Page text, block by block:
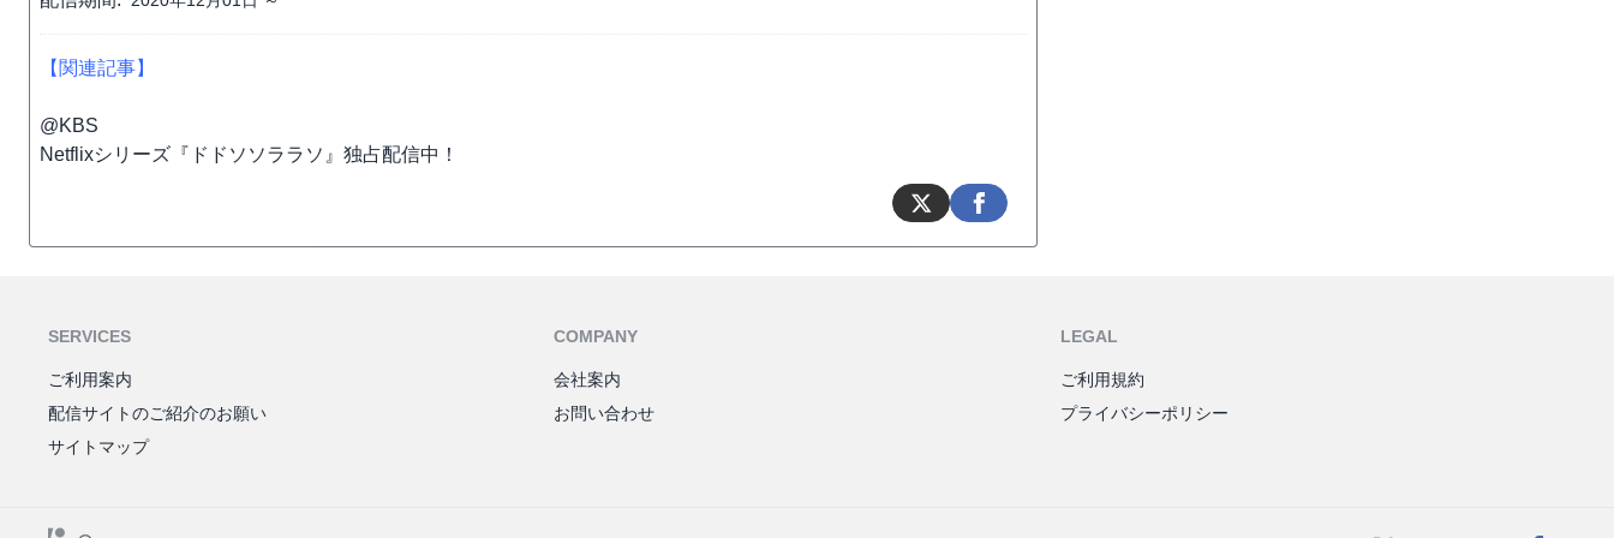
【関連記事】
@KBS
Netflixシリーズ『ドドソソララソ』独占配信中！
SERVICES
ご利用案内
配信サイトのご紹介のお願い
サイトマップ
COMPANY
会社案内
お問い合わせ
LEGAL
ご利用規約
プライバシーポリシー